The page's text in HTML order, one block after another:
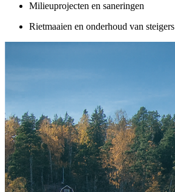
Milieuprojecten en saneringen
Rietmaaien en onderhoud van steigers